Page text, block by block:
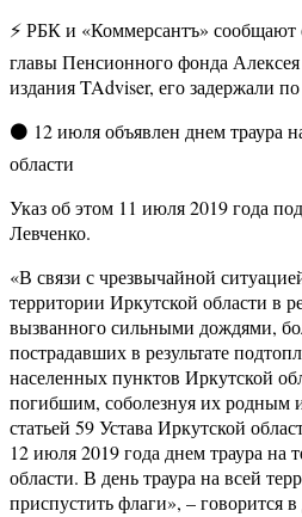
⚡️ РБК и «Коммерсантъ» сообщают
главы Пенсионного фонда
издания TAdviser, его задержали
⚫️ 12 июля объявлен днем траура
области
Указ об этом 11 июля 2019 года
Левченко.
«В связи с чрезвычайной
территории Иркутской области в
вызванного сильными дождями,
пострадавших в результате
населенных пунктов Иркутской
погибшим, соболезнуя их родным
статьей 59 Устава Иркутской
12 июля 2019 года днем траура на
области. В день траура на всей
приспустить флаги», – говорится